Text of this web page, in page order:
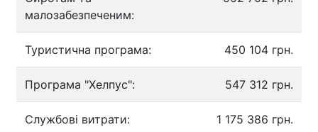
малозабезпеченим:
Туристична програма: 450 104 грн.
Програма "Хелпус": 547 312 грн.
Службові витрати: 1 175 386 грн.